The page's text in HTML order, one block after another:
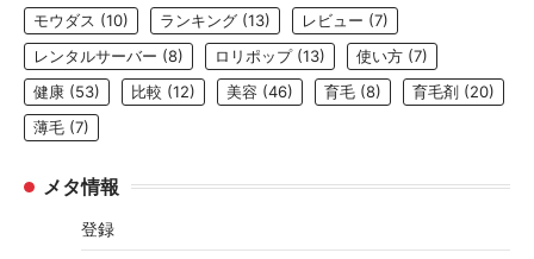
モウダス (10) ランキング (13) レビュー (7)
レンタルサーバー (8) ロリポップ(13) 使い方 (7)
健康 (53) 比較 (12) 美容 (46) 育毛 (8) 育毛剤 (20)
薄毛 (7)
メタ情報
登録